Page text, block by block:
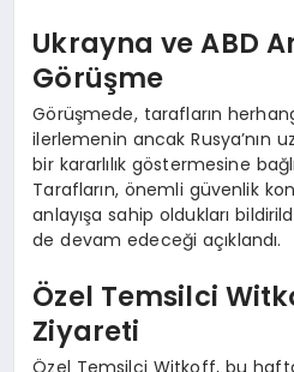
Ukrayna ve ABD
Görüşme
Görüşmede, tarafların
ilerlemenin ancak Rusya’nın
bir kararlılık göstermesine
Tarafların, önemli güvenlik
anlayışa sahip oldukları
de devam edeceği açıklandı.
Özel Temsilci
Ziyareti
Özel Temsilci Witkoff, bu